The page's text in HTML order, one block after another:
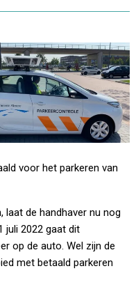
voor het parkeren van
laat de handhaver nu nog
juli 2022 gaat dit
op de auto. Wel zijn de
met betaald parkeren